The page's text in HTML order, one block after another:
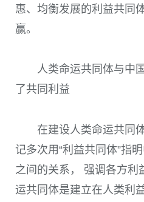
惠、均衡发展的利益共同
赢。
人类命运共同体与中
了共同利益
在建设人类命运共同
记多次用“利益共同体”指
之间的关系， 强调各方利
运共同体是建立在人类利